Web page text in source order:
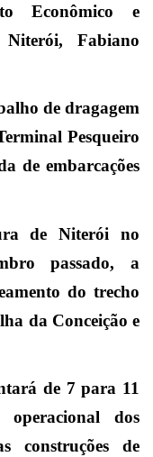
Econômico e
Fabiano
de dragagem
Pesqueiro
de embarcações
de Niterói no
passado, a
do trecho
da Conceição e
de 7 para 11
dos
construções de